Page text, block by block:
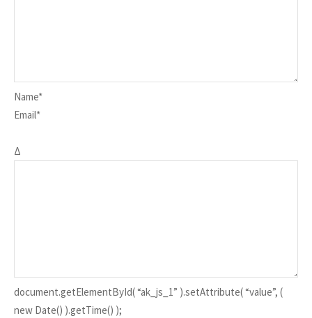
Name*
Email*
Δ
document.getElementById( “ak_js_1” ).setAttribute( “value”, (
new Date() ).getTime() );